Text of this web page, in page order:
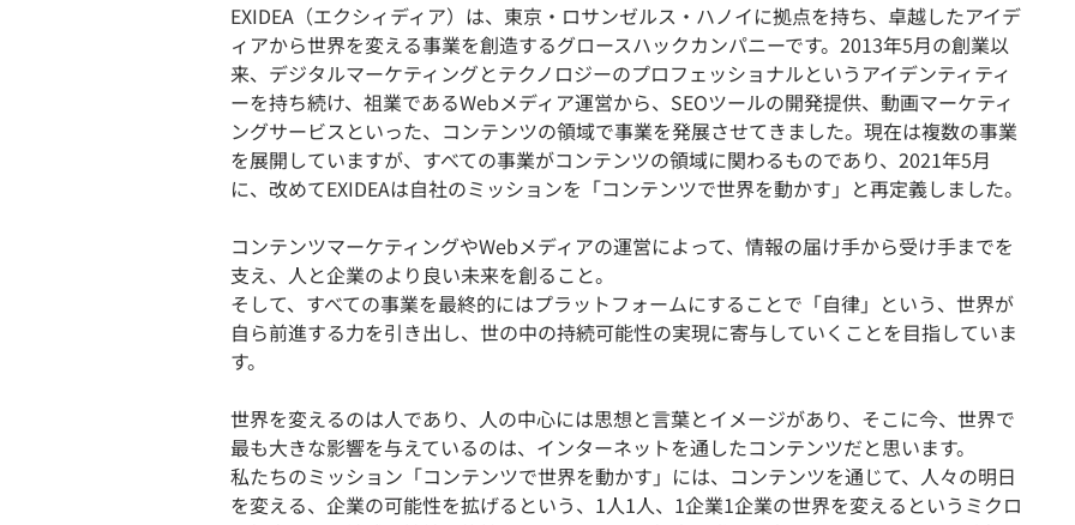
EXIDEA（エクシィディア）は、東京・ロサンゼルス・ハノイに拠点を持ち、卓越したアイデ
ィアから世界を変える事業を創造するグロースハックカンパニーです。2013年5月の創業以
来、デジタルマーケティングとテクノロジーのプロフェッショナルというアイデンティティ
ーを持ち続け、祖業であるWebメディア運営から、SEOツールの開発提供、動画マーケティ
ングサービスといった、コンテンツの領域で事業を発展させてきました。現在は複数の事業
を展開していますが、すべての事業がコンテンツの領域に関わるものであり、2021年5月
に、改めてEXIDEAは自社のミッションを「コンテンツで世界を動かす」と再定義しました。
コンテンツマーケティングやWebメディアの運営によって、情報の届け手から受け手までを
支え、人と企業のより良い未来を創ること。
そして、すべての事業を最終的にはプラットフォームにすることで「自律」という、世界が
自ら前進する力を引き出し、世の中の持続可能性の実現に寄与していくことを目指していま
す。
世界を変えるのは人であり、人の中心には思想と言葉とイメージがあり、そこに今、世界で
最も大きな影響を与えているのは、インターネットを通したコンテンツだと思います。
私たちのミッション「コンテンツで世界を動かす」には、コンテンツを通じて、人々の明日
を変える、企業の可能性を拡げるという、1人1人、1企業1企業の世界を変えるというミクロ